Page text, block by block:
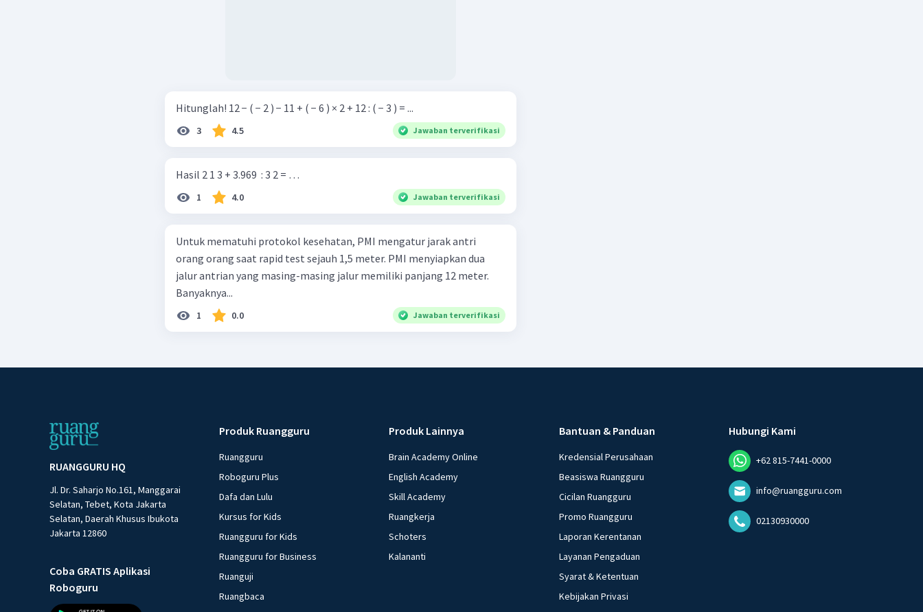
Hitunglah! 12 − ( − 2 ) − 11 + ( − 6 ) × 2 + 12 : ( − 3 ) = ...
3 4.5 Jawaban terverifikasi
Hasil 2 1 3 + 3.969 ​ : 3 2 = …
1 4.0 Jawaban terverifikasi
Untuk mematuhi protokol kesehatan, PMI mengatur jarak antri
orang orang saat rapid test sejauh 1,5 meter. PMI menyiapkan dua
jalur antrian yang masing-masing jalur memiliki panjang 12 meter.
Banyaknya...
1 0.0 Jawaban terverifikasi
RUANGGURU HQ
Jl. Dr. Saharjo No.161, Manggarai
Selatan, Tebet, Kota Jakarta
Selatan, Daerah Khusus Ibukota
Jakarta 12860
Coba GRATIS Aplikasi
Roboguru
Produk Ruangguru
Ruangguru
Roboguru Plus
Dafa dan Lulu
Kursus for Kids
Ruangguru for Kids
Ruangguru for Business
Ruanguji
Ruangbaca
Produk Lainnya
Brain Academy Online
English Academy
Skill Academy
Ruangkerja
Schoters
Kalananti
Bantuan & Panduan
Kredensial Perusahaan
Beasiswa Ruangguru
Cicilan Ruangguru
Promo Ruangguru
Laporan Kerentanan
Layanan Pengaduan
Syarat & Ketentuan
Kebijakan Privasi
Hubungi Kami
+62 815-7441-0000
info@ruangguru.com
02130930000